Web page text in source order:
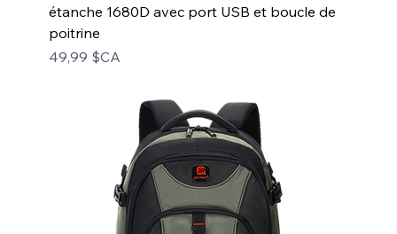
étanche 1680D avec port USB et boucle de
poitrine
Prix
49,99 $CA